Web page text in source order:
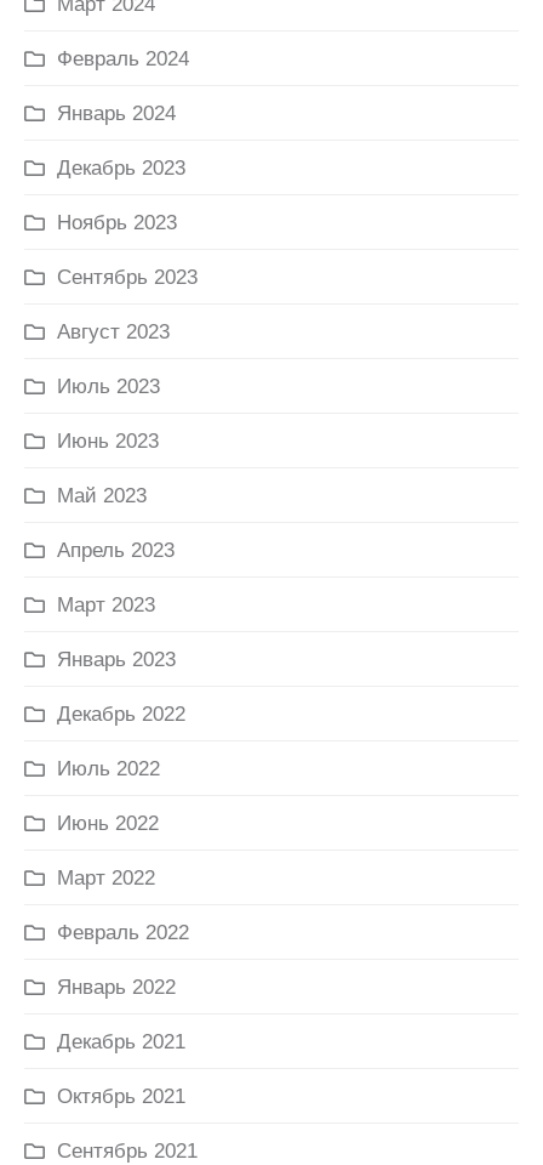
Февраль 2024
Январь 2024
Декабрь 2023
Ноябрь 2023
Сентябрь 2023
Август 2023
Июль 2023
Июнь 2023
Май 2023
Апрель 2023
Март 2023
Январь 2023
Декабрь 2022
Июль 2022
Июнь 2022
Март 2022
Февраль 2022
Январь 2022
Декабрь 2021
Октябрь 2021
Сентябрь 2021